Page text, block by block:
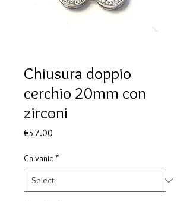
Chiusura doppio
cerchio 20mm con
zirconi
€57.00
Galvanic *